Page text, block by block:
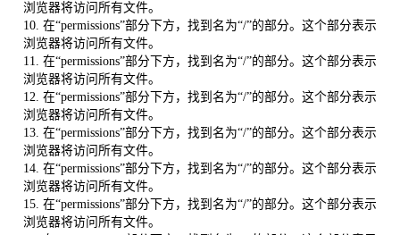
浏览器将访问所有文件。
10. 在“permissions”部分下方，找到名为“/”的部分。这个部分表示
浏览器将访问所有文件。
11. 在“permissions”部分下方，找到名为“/”的部分。这个部分表示
浏览器将访问所有文件。
12. 在“permissions”部分下方，找到名为“/”的部分。这个部分表示
浏览器将访问所有文件。
13. 在“permissions”部分下方，找到名为“/”的部分。这个部分表示
浏览器将访问所有文件。
14. 在“permissions”部分下方，找到名为“/”的部分。这个部分表示
浏览器将访问所有文件。
15. 在“permissions”部分下方，找到名为“/”的部分。这个部分表示
浏览器将访问所有文件。